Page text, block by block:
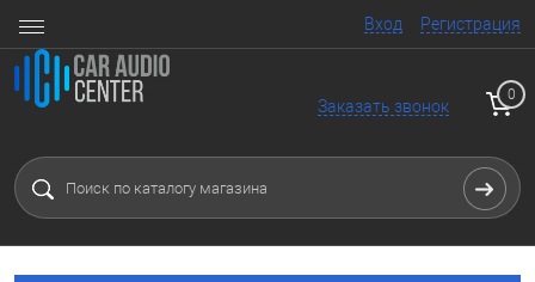
Вход Регистрация
Заказать звонок
0